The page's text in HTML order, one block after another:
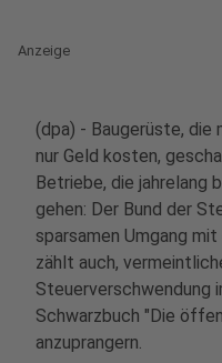
Anzeige
(dpa) - Baugerüste, die
nur Geld kosten,
Betriebe, die jahrelang
gehen: Der Bund der
sparsamen Umgang
zählt auch,
Steuerverschwendung
Schwarzbuch "Die
anzuprangern.